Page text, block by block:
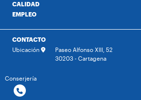
CALIDAD
EMPLEO
CONTACTO
Ubicación
Paseo Alfonso XIII, 52
30203 - Cartagena
Conserjería